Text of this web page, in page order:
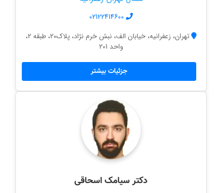
02122414600
تهران، زعفرانیه، خیابان الف، نبش خرم نژاد، پلاک20، طبقه 2،
واحد 201
جزئیات بیشتر
دکتر سیامک اسحاقی